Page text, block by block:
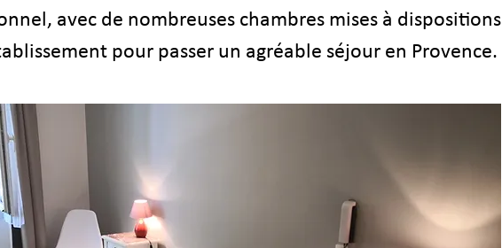
avec de nombreuses chambres mises à dispositions
pour passer un agréable séjour en Provence.